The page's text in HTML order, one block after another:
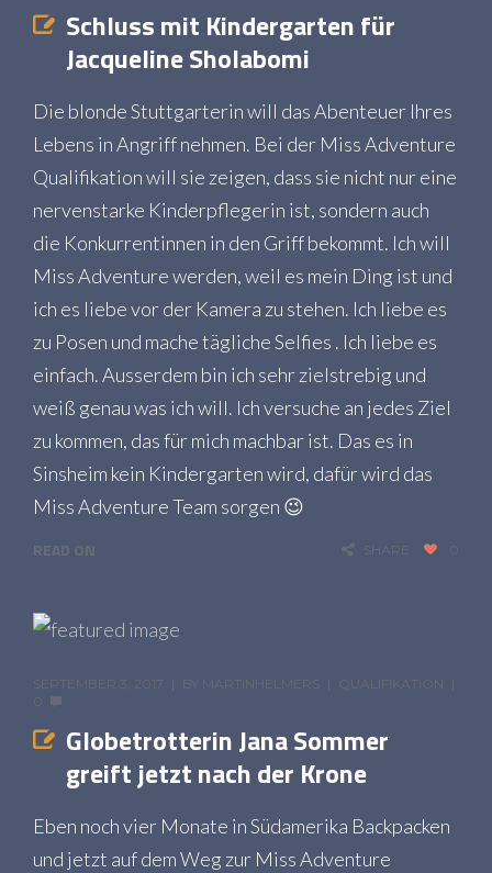
Schluss mit Kindergarten für
Jacqueline Sholabomi
Die blonde Stuttgarterin will das Abenteuer Ihres
Lebens in Angriff nehmen. Bei der Miss Adventure
Qualifikation will sie zeigen, dass sie nicht nur eine
nervenstarke Kinderpflegerin ist, sondern auch
die Konkurrentinnen in den Griff bekommt. Ich will
Miss Adventure werden, weil es mein Ding ist und
ich es liebe vor der Kamera zu stehen. Ich liebe es
zu Posen und mache tägliche Selfies . Ich liebe es
einfach. Ausserdem bin ich sehr zielstrebig und
weiß genau was ich will. Ich versuche an jedes Ziel
zu kommen, das für mich machbar ist. Das es in
Sinsheim kein Kindergarten wird, dafür wird das
Miss Adventure Team sorgen 😉
READ ON SHARE
SEPTEMBER 3, 2017 BY MARTINHELMERS
QUALIFIKATION
Globetrotterin Jana Sommer
greift jetzt nach der Krone
Eben noch vier Monate in Südamerika Backpacken
und jetzt auf dem Weg zur Miss Adventure